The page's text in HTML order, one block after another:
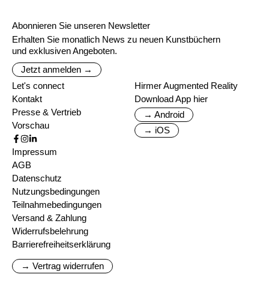
Abonnieren Sie unseren Newsletter
Erhalten Sie monatlich News zu neuen Kunstbüchern
und exklusiven Angeboten.
Jetzt anmelden →
Let's connect
Kontakt
Presse & Vertrieb
Vorschau
Hirmer Augmented Reality
Download App hier
→ Android
→ iOS
Impressum
AGB
Datenschutz
Nutzungsbedingungen
Teilnahmebedingungen
Versand & Zahlung
Widerrufsbelehrung
Barrierefreiheitserklärung
→ Vertrag widerrufen